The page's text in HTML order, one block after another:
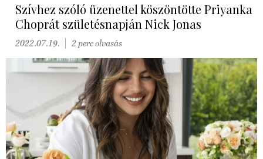
Szívhez szóló üzenettel köszöntötte Priyanka
Choprát születésnapján Nick Jonas
2022.07.19. 2 perc olvasás